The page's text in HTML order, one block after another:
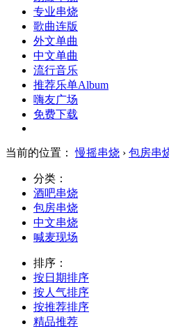
专业串烧
歌曲连版
外文单曲
中文单曲
流行音乐
推荐乐单Album
嗨友广场
免费下载
当前的位置： 慢摇串烧 › 包房串
分类：
酒吧串烧
包房串烧
中文串烧
喊麦现场
排序：
按日期排序
按人气排序
按推荐排序
精品推荐